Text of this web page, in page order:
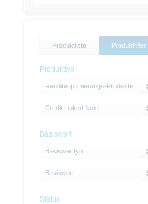
Produktliste Produktfilter
Produkttyp
Renditeoptimierungs-Produkte
Credit Linked Note
Basiswert
Basiswerttyp
Basiswert
Status